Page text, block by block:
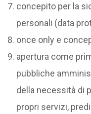
concepito per la
personali (data
once only e
apertura come
pubbliche
della necessità di
propri servizi,